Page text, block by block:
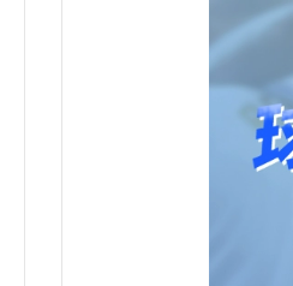
chạy bóng rổ hỗ trợ
mắt cá chân banh
bóng đá chính hãng
mua quả bóng đá
quả bóng đá adidas